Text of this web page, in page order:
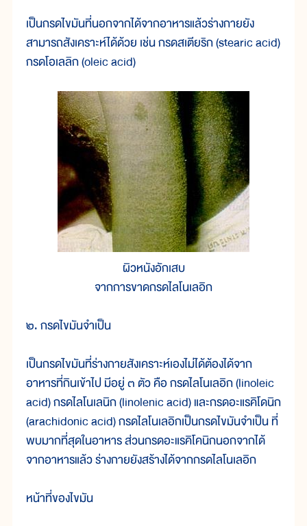
เป็นกรดไขมันที่นอกจากได้จากอาหารแล้วร่างกายยัง
สามารถสังเคราะห์ได้ด้วย เช่น กรดสเตียริก (stearic acid)
กรดโอเลลิก (oleic acid)
ผิวหนังอักเสบ
จากการขาดกรดไลโนเลอิก
๒. กรดไขมันจำเป็น
เป็นกรดไขมันที่ร่างกายสังเคราะห์เองไม่ได้ต้องได้จาก
อาหารที่กินเข้าไป มีอยู่ ๓ ตัว คือ กรดไลโนเลอิก (linoleic
acid) กรดไลโนเลนิก (linolenic acid) และกรดอะแรคิโดนิก
(arachidonic acid) กรดไลโนเลอิกเป็นกรดไขมันจำเป็น ที่
พบมากที่สุดในอาหาร ส่วนกรดอะแรคิโคนิกนอกจากได้
จากอาหารแล้ว ร่างกายยังสร้างได้จากกรดไลโนเลอิก
หน้าที่ของไขมัน